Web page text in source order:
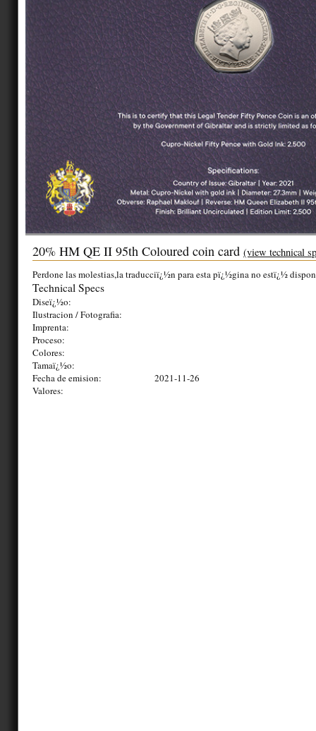
20% HM QE II 95th Coloured coin card (view technical
Perdone las molestias,la traducciï¿½n para esta pï¿½gina no estï¿½
Technical Specs
Diseï¿½o:
Ilustracion / Fotografia:
Imprenta:
Proceso:
Colores:
Tamaï¿½o:
Fecha de emision:
2021-11-26
Valores: